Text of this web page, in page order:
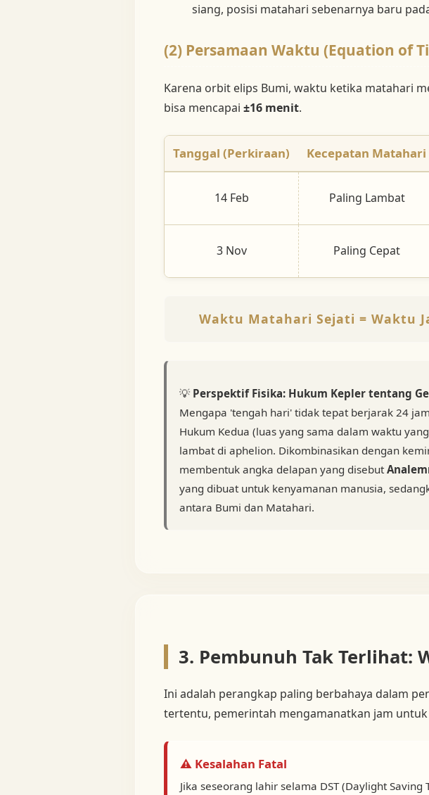
siang, posisi matahari sebenarnya baru
(2) Persamaan Waktu (Equation of
Karena orbit elips Bumi, waktu ketika matahari
bisa mencapai ±16 menit.
Tanggal (Perkiraan) Kecepatan Matahari
14 Feb Paling Lambat
3 Nov Paling Cepat
Waktu Matahari Sejati = Waktu
💡 Perspektif Fisika: Hukum Kepler tentang
Mengapa 'tengah hari' tidak tepat berjarak 24
Hukum Kedua (luas yang sama dalam waktu
lambat di aphelion. Dikombinasikan dengan
membentuk angka delapan yang disebut
yang dibuat untuk kenyamanan manusia,
antara Bumi dan Matahari.
3. Pembunuh Tak Terlihat:
Ini adalah perangkap paling berbahaya dalam
tertentu, pemerintah mengamanatkan jam
⚠ Kesalahan Fatal
Jika seseorang lahir selama DST (Daylight